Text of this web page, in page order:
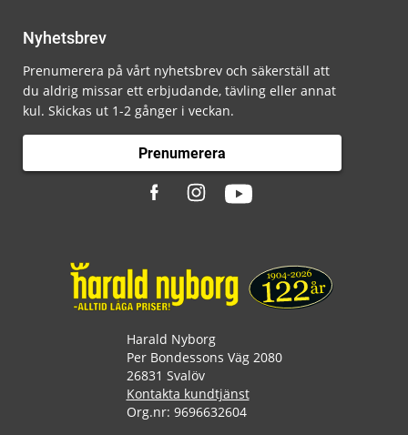
Nyhetsbrev
Prenumerera på vårt nyhetsbrev och säkerställ att
du aldrig missar ett erbjudande, tävling eller annat
kul. Skickas ut 1-2 gånger i veckan.
Prenumerera
Harald Nyborg
Per Bondessons Väg 2080
26831 Svalöv
Kontakta kundtjänst
Org.nr: 9696632604